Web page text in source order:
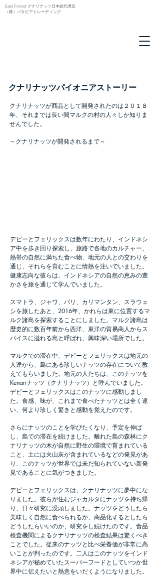
East Forest クナリナッツ日本総代理店
（株）バタビアトレーディング
クナリナッツパイオニアストーリー
クナリナッツが商品として開発されたのは２０１８
年、それまでは長い間マルクの村の人々しか知りま
せんでした。
～クナリナッツが開発されるまで～
デビーとフェリックスは数年にわたり、インドネシ
ア中を歩き回り探索し、旅路で各地のカルチャー、
熱帯の自然に満ちた食べ物、地元の人との交わりを
通じ、それらを育むことに情熱を注いでいました。
健康志向な彼らは、インドネシアの自然の恵みの豊
かさを旅を通じて学んでいました。
スマトラ、ジャワ、バリ、カリマンタン、スラウェ
シを旅したあと、2016年、かれらは東に位置するマ
ルク諸島を探索することにしました。マルク諸島は
歴史的に数百年前から西洋、東洋の貿易商人からス
パイスに溢れる島と呼ばれ、興味深い場所でした。
マルクでの滞在中、デビーとフェリックスは地元の
人達から、島にある珍しいナッツの存在について教
えてもらいました。地元の人たちは、このナッツを
Kenariナッツ（クナリナッツ）と呼んでいました。
デビーとフェリックスはこのナッツに感動しまし
た。食感、味が、これまで食べたナッツとは全く違
い、何より珍しく驚きと感動を覚えたのです。
さらにナッツのことを学びたくなり、予定を伸ば
し、島での滞在を続けました。離れた島の森林にク
ナリナッツの木が自然に野生の環境で育まれている
こと、土には火山灰が含まれているなどの発見があ
り、このナッツが世界では未だ知られていない新発
見であることに気がつきました。
デビーとフェリックスは、クナリナッツに夢中にな
りました。彼らが住むジャカルタにナッツを持ち帰
り、日々研究に没頭しました。ナッツをどうしたら
美味しく自然に食べられるか、商品化するとしたら
どうしたらいいのか、研究をし続けたのです。食品
検査機関によるクナリナッツの検査結果は驚くべき
ことでした。従来のナッツと比べ栄養価が非常に高
いことが判ったのです。二人はこのナッツをインド
ネシアが秘めていたスーパーフードとしていつか世
界中に伝えたいと熱意をいだくようになりました。